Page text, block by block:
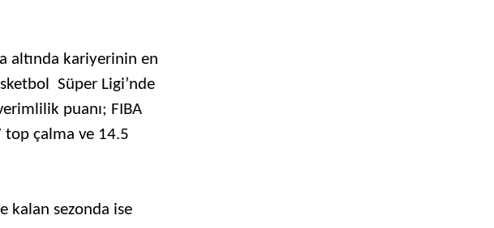
altında kariyerinin en
Süper Ligi’nde
puanı; FIBA
top çalma ve 14.5
kalan sezonda ise